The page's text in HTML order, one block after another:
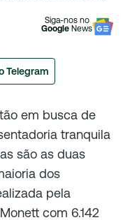
Siga-nos no
Google News
Telegram
em busca de
tranquila
são as duas
dos
pela
com 6.142